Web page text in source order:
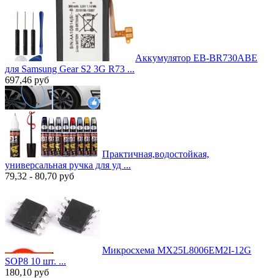
Аккумулятор EB-BR730ABE
для Samsung Gear S2 3G R73 ...
697,46 руб
Практичная,водостойкая,
универсальная ручка для уд ...
79,32 - 80,70 руб
Микросхема MX25L8006EM2I-12G
SOP8 10 шт. ...
180,10 руб